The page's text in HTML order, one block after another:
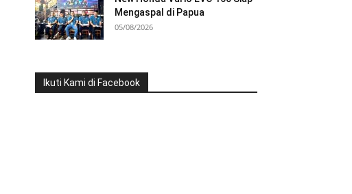
Mengaspal di Papua
05/08/2026
Ikuti Kami di Facebook